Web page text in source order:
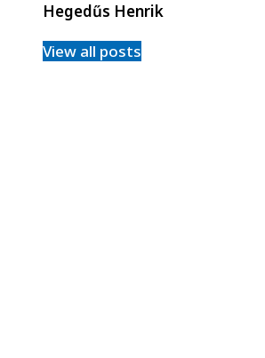
Hegedűs Henrik
View all posts